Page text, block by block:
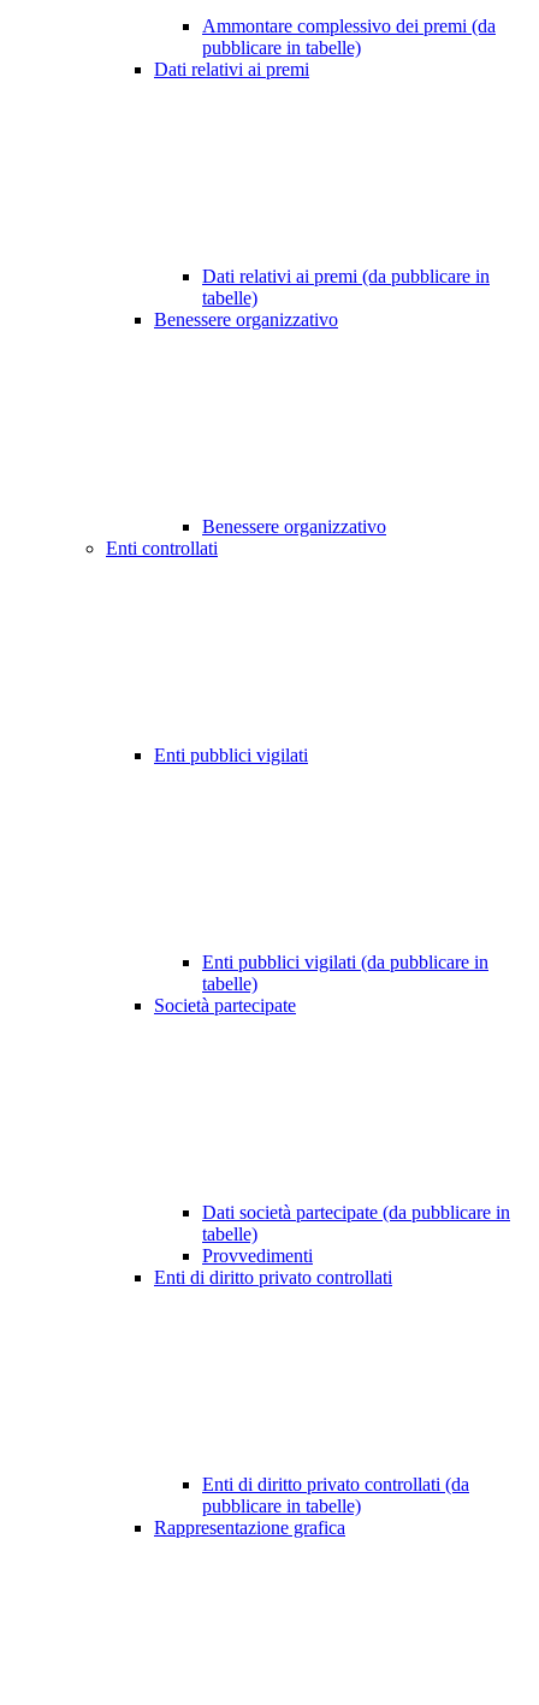
Ammontare complessivo dei premi (da
pubblicare in tabelle)
Dati relativi ai premi
Dati relativi ai premi (da pubblicare in
tabelle)
Benessere organizzativo
Benessere organizzativo
Enti controllati
Enti pubblici vigilati
Enti pubblici vigilati (da pubblicare in
tabelle)
Società partecipate
Dati società partecipate (da pubblicare in
tabelle)
Provvedimenti
Enti di diritto privato controllati
Enti di diritto privato controllati (da
pubblicare in tabelle)
Rappresentazione grafica